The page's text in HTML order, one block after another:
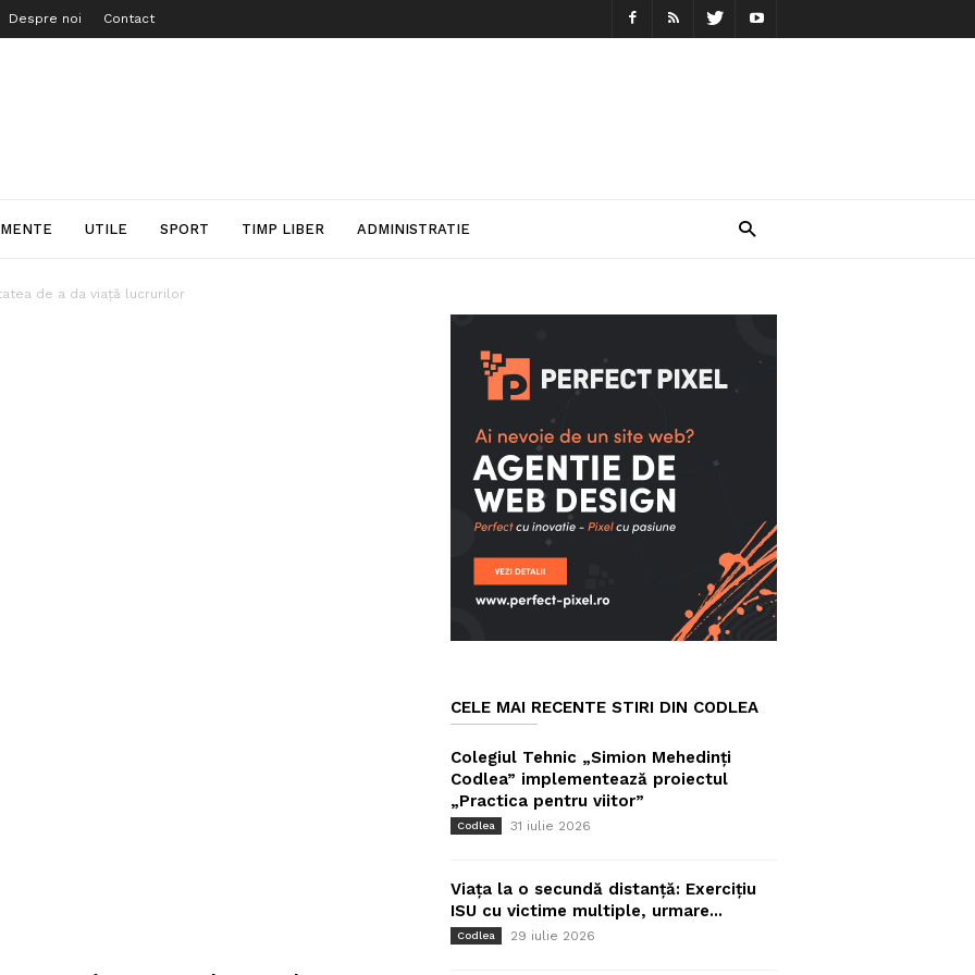
Despre noi Contact
UTILE SPORT TIMP LIBER ADMINISTRATIE
de a da viață lucrurilor
CELE MAI RECENTE STIRI DIN CODLEA
Colegiul Tehnic „Simion Mehedinți
Codlea” implementează proiectul
„Practica pentru viitor”
Codlea 31 iulie 2026
Viața la o secundă distanță: Exercițiu
ISU cu victime multiple, urmare...
Codlea 29 iulie 2026